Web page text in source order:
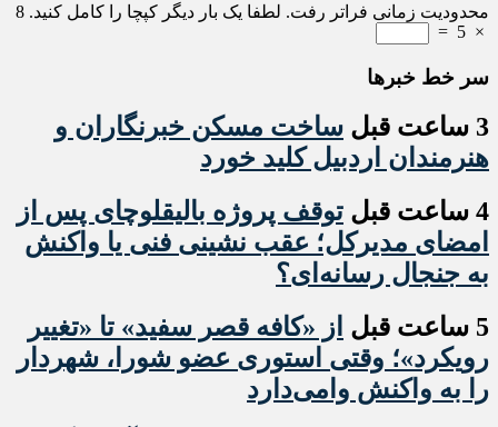
محدودیت زمانی فراتر رفت. لطفا یک بار دیگر کپچا را کامل کنید. 8
×
5
=
سر خط خبرها
3 ساعت قبل
ساخت مسکن خبرنگاران و
هنرمندان اردبیل کلید خورد
4 ساعت قبل
توقف پروژه بالیقلوچای پس از
امضای مدیرکل؛ عقب نشینی فنی یا واکنش
به جنجال رسانه‌ای؟
5 ساعت قبل
از «کافه قصر سفید» تا «تغییر
رویکرد»؛ وقتی استوری عضو شورا، شهردار
را به واکنش وامی‌دارد